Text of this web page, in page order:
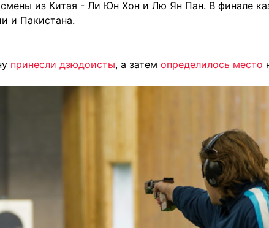
из Китая - Ли Юн Хон и Лю Ян Пан. В финале
и Пакистана.
принесли дзюдоисты, а затем определилось место